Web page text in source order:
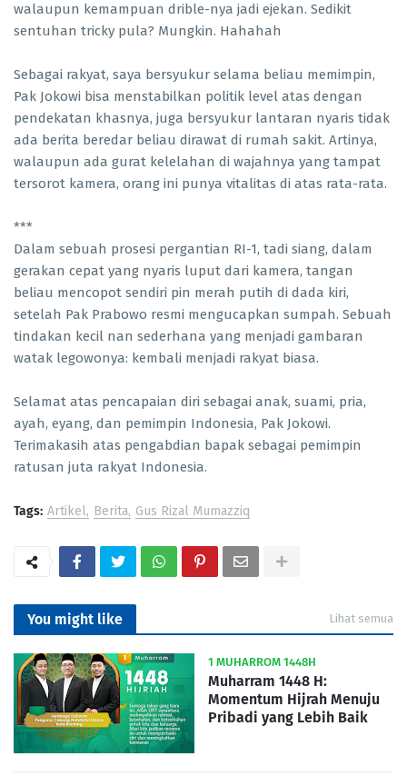
walaupun kemampuan drible-nya jadi ejekan. Sedikit
sentuhan tricky pula? Mungkin. Hahahah
Sebagai rakyat, saya bersyukur selama beliau memimpin,
Pak Jokowi bisa menstabilkan politik level atas dengan
pendekatan khasnya, juga bersyukur lantaran nyaris tidak
ada berita beredar beliau dirawat di rumah sakit. Artinya,
walaupun ada gurat kelelahan di wajahnya yang tampat
tersorot kamera, orang ini punya vitalitas di atas rata-rata.
***
Dalam sebuah prosesi pergantian RI-1, tadi siang, dalam
gerakan cepat yang nyaris luput dari kamera, tangan
beliau mencopot sendiri pin merah putih di dada kiri,
setelah Pak Prabowo resmi mengucapkan sumpah. Sebuah
tindakan kecil nan sederhana yang menjadi gambaran
watak legowonya: kembali menjadi rakyat biasa.
Selamat atas pencapaian diri sebagai anak, suami, pria,
ayah, eyang, dan pemimpin Indonesia, Pak Jokowi.
Terimakasih atas pengabdian bapak sebagai pemimpin
ratusan juta rakyat Indonesia.
Tags: Artikel Berita Gus Rizal Mumazziq
You might like Lihat semua
1 MUHARROM 1448H
Muharram 1448 H:
Momentum Hijrah Menuju
Pribadi yang Lebih Baik